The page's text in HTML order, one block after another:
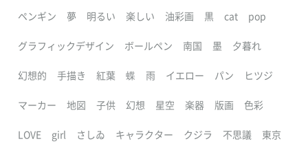
ペンギン 夢 明るい 楽しい 油彩画 黒 cat pop
グラフィックデザイン ボールペン 南国 墨 夕暮れ
幻想的 手描き 紅葉 蝶 雨 イエロー パン ヒツジ
マーカー 地図 子供 幻想 星空 楽器 版画 色彩
LOVE girl さしゐ キャラクター クジラ 不思議 東京